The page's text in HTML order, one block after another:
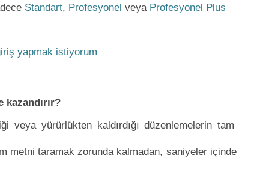
Standart, Profesyonel veya Profesyonel Plus
yapmak istiyorum
veya yürürlükten kaldırdığı düzenlemelerin tam
metni taramak zorunda kalmadan, saniyeler içinde